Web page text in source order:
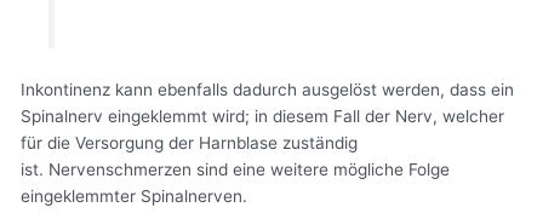
Inkontinenz kann ebenfalls dadurch ausgelöst werden, dass ein
Spinalnerv eingeklemmt wird; in diesem Fall der Nerv, welcher
für die Versorgung der Harnblase zuständig
ist. Nervenschmerzen sind eine weitere mögliche Folge
eingeklemmter Spinalnerven.